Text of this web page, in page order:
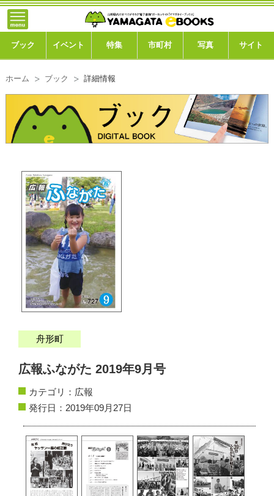
ブック イベント 特集 市町村 写真 サイト
ホーム ブック 詳細情報
舟形町
広報ふながた 2019年9月号
カテゴリ： 広報
発行日：2019年09月27日
トップ
ブック
市町村
このサイトについて
運営会社
ご利用ガイド
よくある質問
サイトマップ
個人情報保護方針
動作環境
リンク集
}; -->